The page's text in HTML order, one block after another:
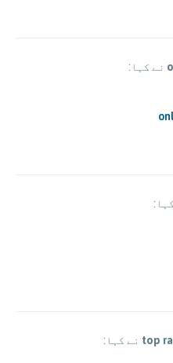
نے کہا:
top نے کہا: